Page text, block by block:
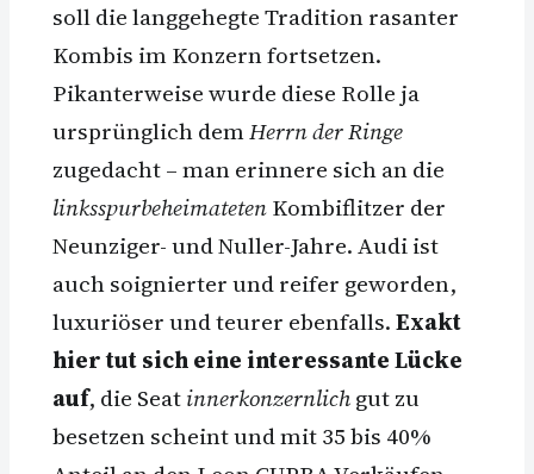
soll die langgehegte Tradition rasanter
Kombis im Konzern fortsetzen.
Pikanterweise wurde diese Rolle ja
ursprünglich demHerrn der Ringe
zugedacht – man erinnere sich an die
linksspurbeheimatetenKombiflitzer der
Neunziger- und Nuller-Jahre. Audi ist
auch soignierter und reifer geworden,
luxuriöser und teurer ebenfalls.Exakt
hier tut sich eine interessante Lücke
auf, die Seatinnerkonzernlichgut zu
besetzen scheint und mit 35 bis 40%